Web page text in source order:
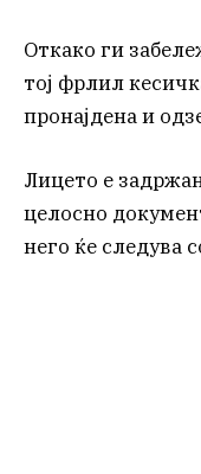
Откако ги
тој фрлил
пронајдена и
Лицето е
целосно
него ќе следува